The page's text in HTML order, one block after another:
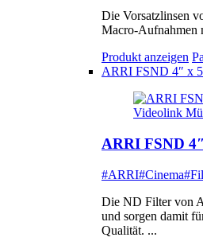
Die Vorsatzlinsen
Macro-Aufnahmen
Produkt anzeigen
ARRI FSND 4″ x
ARRI FSND
#ARRI#Cinema
Die ND Filter von
und sorgen damit
Qualität. ...